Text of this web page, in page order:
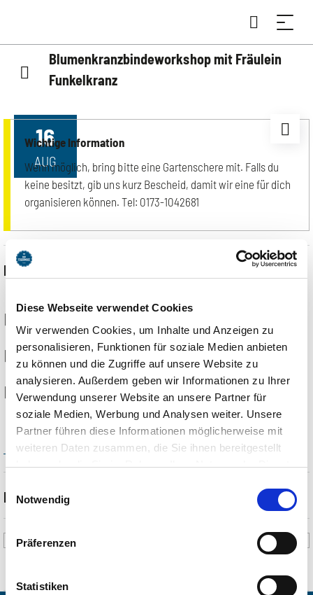
Diese Webseite verwendet Cookies
Wir verwenden Cookies, um Inhalte und Anzeigen zu
personalisieren, Funktionen für soziale Medien anbieten
zu können und die Zugriffe auf unsere Website zu
analysieren. Außerdem geben wir Informationen zu Ihrer
Verwendung unserer Website an unsere Partner für
soziale Medien, Werbung und Analysen weiter. Unsere
Partner führen diese Informationen möglicherweise mit
weiteren Daten zusammen, die Sie ihnen bereitgestellt
haben oder die Sie im Rahmen Ihrer Nutzung der Dienste
Cookies, wenn Sie unsere Webseite weiterhin nutzen.
Notwendig
Präferenzen
Statistiken
Blumenkranzbindeworkshop mit Fräulein
Funkelkranz
16
AUG
Wichtige Information
Wenn möglich, bring bitte eine Gartenschere mit. Falls du
keine besitzt, gib uns kurz Bescheid, damit wir eine für dich
organisieren können. Tel: 0173-1042681
Event Informationen
11:00
Gmund am Tegernsee
Alle Termine anzeigen
Beschreibung
Funkelkranz– Kreativatelier für Blumen & Dekoration zugleich. Freu
Pistazien-Latte
und weitere besondere Café-